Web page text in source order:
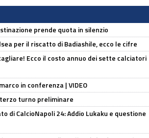
prende quota in silenzio
per il riscatto di Badiashile, ecco le cifre
Ecco il costo annuo dei sette calciatori
in conferenza | VIDEO
turno preliminare
di CalcioNapoli 24: Addio Lukaku e questione